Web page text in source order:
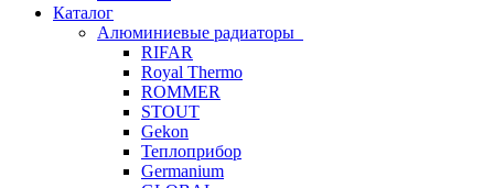
Каталог
Алюминиевые радиаторы
RIFAR
Royal Thermo
ROMMER
STOUT
Gekon
Теплоприбор
Germanium